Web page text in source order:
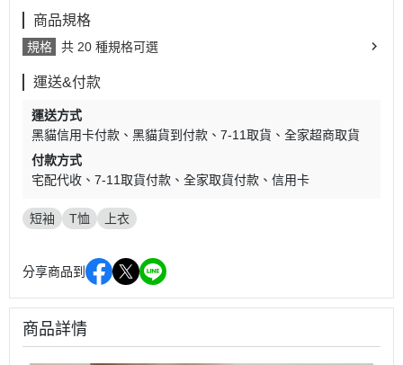
商品規格
規格 共 20 種規格可選
運送&付款
運送方式
黑貓信用卡付款
黑貓貨到付款 7-11取貨
全家超商取貨
付款方式
宅配代收
7-11取貨付款 全家取貨付款 信用卡
短袖 T恤 上衣
分享商品到
商品詳情